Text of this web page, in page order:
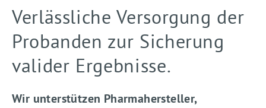
Verlässliche Versorgung der
Probanden zur Sicherung
valider Ergebnisse.
Wir unterstützen Pharmahersteller,